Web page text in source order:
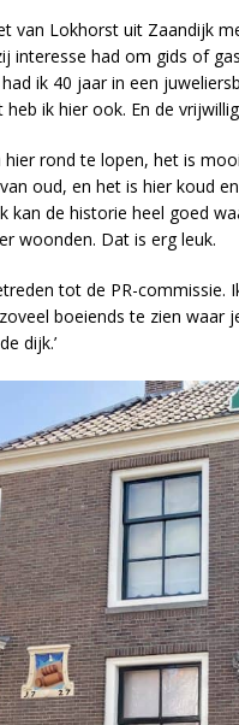
van Lokhorst uit Zaandijk
interesse had om gids of
ik 40 jaar in een
heb ik hier ook. En de
hier rond te lopen, het is
oud, en het is hier koud
kan de historie heel goed
woonden. Dat is erg leuk.
tot de PR-
boeiends te zien waar
dijk.’